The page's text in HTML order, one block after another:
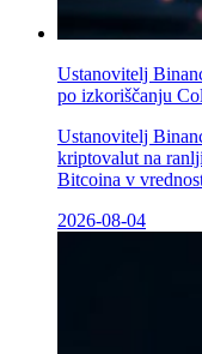
Ustanovitelj
po izkoriščanju
Ustanovitelj
kriptovalut na
Bitcoina v
2026-08-04